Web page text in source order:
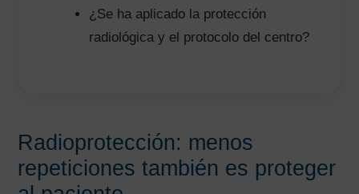
¿Se ha aplicado la protección
radiológica y el protocolo del centro?
Radioprotección: menos
repeticiones también es proteger